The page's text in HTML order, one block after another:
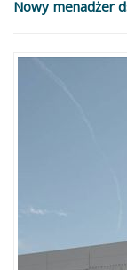
Nowy menadżer